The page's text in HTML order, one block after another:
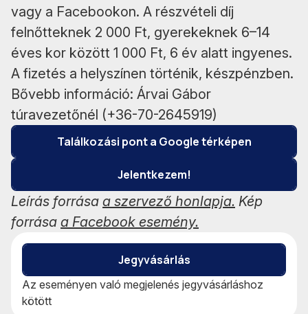
vagy a Facebookon. A részvételi díj
felnőtteknek 2 000 Ft, gyerekeknek 6–14
éves kor között 1 000 Ft, 6 év alatt ingyenes.
A fizetés a helyszínen történik, készpénzben.
Bővebb információ: Árvai Gábor
túravezetőnél (+36-70-2645919)
Találkozási pont a Google térképen
Jelentkezem!
Leírás forrása a szervező honlapja. Kép
forrása a Facebook esemény.
Jegyvásárlás
Az eseményen való megjelenés jegyvásárláshoz
kötött